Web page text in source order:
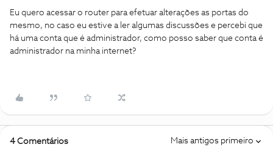
Eu quero acessar o router para efetuar alterações as portas do
mesmo, no caso eu estive a ler algumas discussões e percebi que
há uma conta que é administrador, como posso saber que conta é
administrador na minha internet?
4 Comentários Mais antigos primeiro